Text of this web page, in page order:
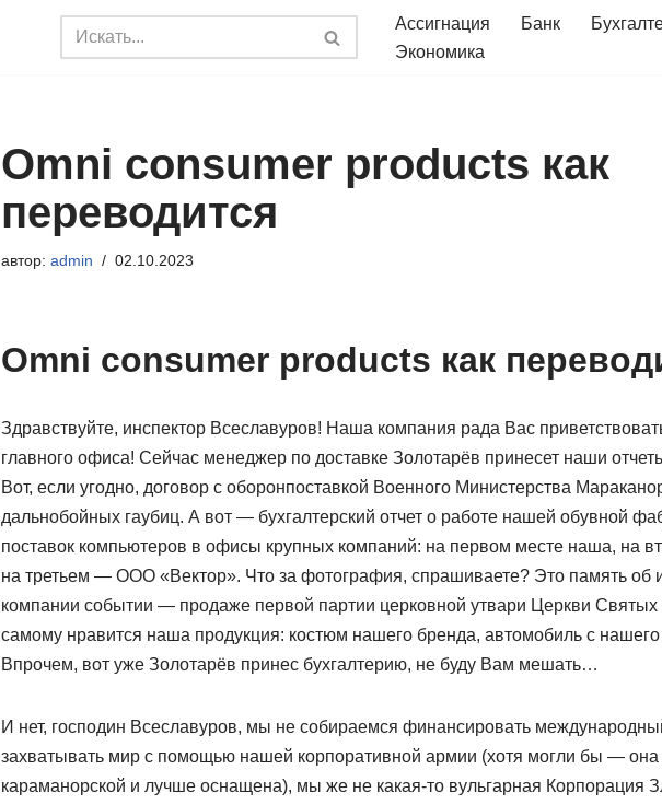
Ассигнация Банк
Экономика
Omni consumer products как
переводится
автор: admin 02.10.2023
Omni consumer products как
Здравствуйте, инспектор Всеславуров! Наша компания рада Вас
главного офиса! Сейчас менеджер по доставке Золотарёв принесет наши
Вот, если угодно, договор с оборонпоставкой Военного Министерства
дальнобойных гаубиц. А вот — бухгалтерский отчет о работе нашей обувной
поставок компьютеров в офисы крупных компаний: на первом месте наша, на
на третьем — ООО «Вектор». Что за фотография, спрашиваете? Это память об
компании событии — продаже первой партии церковной утвари Церкви
самому нравится наша продукция: костюм нашего бренда, автомобиль с
Впрочем, вот уже Золотарёв принес бухгалтерию, не буду Вам мешать…
И нет, господин Всеславуров, мы не собираемся финансировать
захватывать мир с помощью нашей корпоративной армии (хотя могли бы —
караманорской и лучше оснащена), мы же не какая-то вульгарная Корпорация